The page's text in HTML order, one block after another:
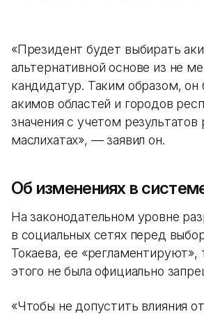
«Президент будет выбирать
альтернативной основе из не
кандидатур. Таким образом, он
акимов областей и городов
значения с учетом
маслихатах», — заявил он.
Об изменениях в
На законодательном уровне
в социальных сетях перед
Токаева, ее «регламентируют»,
этого не была официально
«Чтобы не допустить влияния